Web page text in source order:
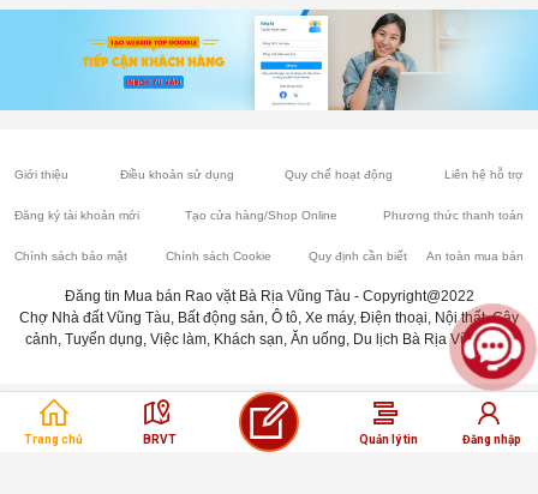
Trang chủ BRVT Quản lý tin Đăng nhập
Giới thiệu Điều khoản sử dụng Quy chế hoạt động Liên hệ hỗ trợ
Đăng ký tài khoản mới Tạo cửa hàng/Shop Online Phương thức thanh toán
Chính sách bảo mật Chính sách Cookie Quy định cần biết An toàn mua bán
Đăng tin Mua bán Rao vặt Bà Rịa Vũng Tàu - Copyright@2022
Chợ Nhà đất Vũng Tàu, Bất động sản, Ô tô, Xe máy, Điện thoại, Nội thất, Cây
cảnh, Tuyển dụng, Việc làm, Khách sạn, Ăn uống, Du lịch Bà Rịa Vũng Tàu